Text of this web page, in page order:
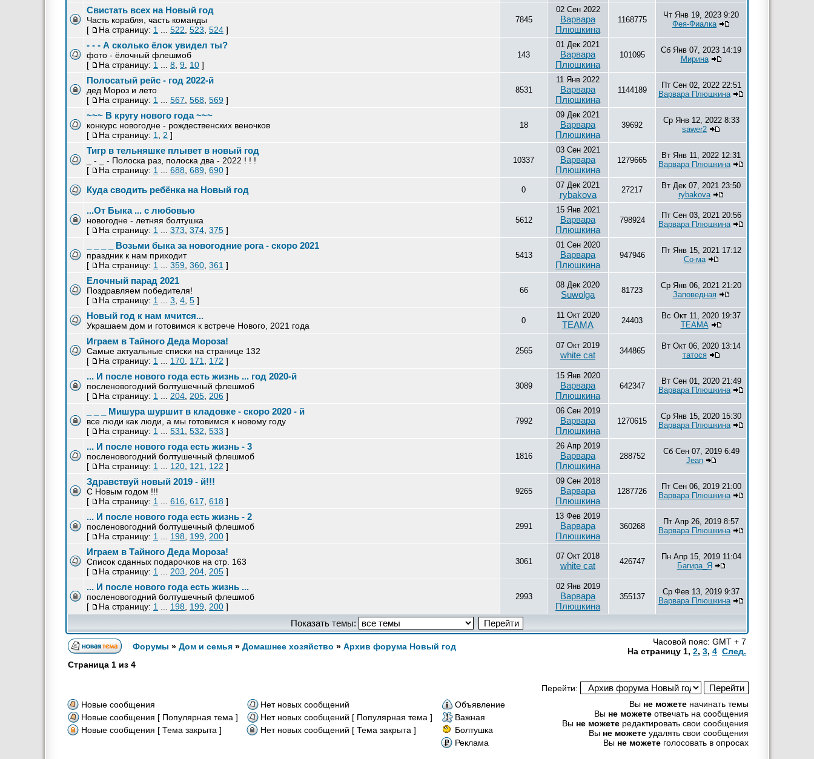
Свистать всех на Новый год
Часть корабля, часть команды
[
На страницу: 1 522 523 524 ]
7845
02 Сен 2022
Варвара
Плюшкина
1168775
Чт Янв 19, 2023 9:20
Фея-Фиалка
- - - А сколько ёлок увидел ты?
фото - ёлочный флешмоб
[
На страницу: 1 8 9 10 ]
143
01 Дек 2021
Варвара
Плюшкина
101095
Сб Янв 07, 2023 14:19
Мирина
Полосатый рейс - год 2022-й
дед Мороз и лето
[
На страницу: 1 567 568 569 ]
8531
11 Янв 2022
Варвара
Плюшкина
1144189
Пт Сен 02, 2022 22:51
Варвара Плюшкина
~~~ В кругу нового года ~~~
конкурс новогодне - рождественских веночков
[
На страницу: 1 2 ]
18
09 Дек 2021
Варвара
Плюшкина
39692
Ср Янв 12, 2022 8:33
sawer2
Тигр в тельняшке плывет в новый год
_ - _ - Полоска раз, полоска два - 2022 ! ! !
[
На страницу: 1 688 689 690 ]
10337
03 Сен 2021
Варвара
Плюшкина
1279665
Вт Янв 11, 2022 12:31
Варвара Плюшкина
Куда сводить ребёнка на Новый год 0
07 Дек 2021
rybakova 27217
Вт Дек 07, 2021 23:50
rybakova
...От Быка ... с любовью
новогодне - летняя болтушка
[
На страницу: 1 373 374 375 ]
5612
15 Янв 2021
Варвара
Плюшкина
798924
Пт Сен 03, 2021 20:56
Варвара Плюшкина
_ _ _ _ Возьми быка за новогодние рога - скоро 2021
праздник к нам приходит
[
На страницу: 1 359 360 361 ]
5413
01 Сен 2020
Варвара
Плюшкина
947946
Пт Янв 15, 2021 17:12
Со-ма
Елочный парад 2021
Поздравляем победителя!
[
На страницу: 1 3 4 5 ]
66
08 Дек 2020
Suwolga 81723
Ср Янв 06, 2021 21:20
Заповедная
Новый год к нам мчится...
Украшаем дом и готовимся к встрече Нового, 2021 года
0
11 Окт 2020
ТЕАМА 24403
Вс Окт 11, 2020 19:37
ТЕАМА
Играем в Тайного Деда Мороза!
Самые актуальные списки на странице 132
[
На страницу: 1 170 171 172 ]
2565
07 Окт 2019
white cat 344865
Вт Окт 06, 2020 13:14
татося
... И после нового года есть жизнь ... год 2020-й
посленовогодний болтушечный флешмоб
[
На страницу: 1 204 205 206 ]
3089
15 Янв 2020
Варвара
Плюшкина
642347
Вт Сен 01, 2020 21:49
Варвара Плюшкина
_ _ _ Мишура шуршит в кладовке - скоро 2020 - й
все люди как люди, а мы готовимся к новому году
[
На страницу: 1 531 532 533 ]
7992
06 Сен 2019
Варвара
Плюшкина
1270615
Ср Янв 15, 2020 15:30
Варвара Плюшкина
... И после нового года есть жизнь - 3
посленовогодний болтушечный флешмоб
[
На страницу: 1 120 121 122 ]
1816
26 Апр 2019
Варвара
Плюшкина
288752
Сб Сен 07, 2019 6:49
Jean
Здравствуй новый 2019 - й!!!
С Новым годом !!!
[
На страницу: 1 616 617 618 ]
9265
09 Сен 2018
Варвара
Плюшкина
1287726
Пт Сен 06, 2019 21:00
Варвара Плюшкина
... И после нового года есть жизнь - 2
посленовогодний болтушечный флешмоб
[
На страницу: 1 198 199 200 ]
2991
13 Фев 2019
Варвара
Плюшкина
360268
Пт Апр 26, 2019 8:57
Варвара Плюшкина
Играем в Тайного Деда Мороза!
Список сданных подарочков на стр. 163
[
На страницу: 1 203 204 205 ]
3061
07 Окт 2018
white cat 426747
Пн Апр 15, 2019 11:04
Багира_Я
... И после нового года есть жизнь ...
посленовогодний болтушечный флешмоб
[
На страницу: 1 198 199 200 ]
2993
02 Янв 2019
Варвара
Плюшкина
355137
Ср Фев 13, 2019 9:37
Варвара Плюшкина
Показать темы:
Форумы » Дом и семья » Домашнее хозяйство » Архив форума Новый год
Часовой пояс: GMT + 7
На страницу 1, 2, 3, 4 След.
Страница 1 из 4
Перейти:
Новые сообщения
Нет новых сообщений
Объявление
Новые сообщения [ Популярная тема ]
Нет новых сообщений [ Популярная тема ]
Важная
Новые сообщения [ Тема закрыта ]
Нет новых сообщений [ Тема закрыта ]
Болтушка
Реклама
Вы не можете начинать темы
Вы не можете отвечать на сообщения
Вы не можете редактировать свои сообщения
Вы не можете удалять свои сообщения
Вы не можете голосовать в опросах